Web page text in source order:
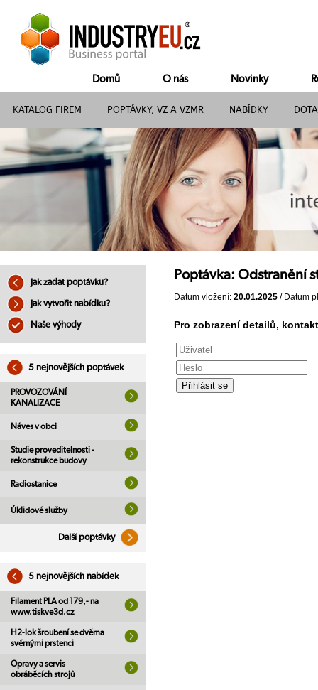
Domů O nás Novinky
KATALOG FIREM POPTÁVKY, VZ A VZMR NABÍDKY
Jak zadat poptávku?
Jak vytvořit nabídku?
Naše výhody
5 nejnovějších poptávek
PROVOZOVÁNÍ
KANALIZACE
Náves v obci
Studie proveditelnosti -
rekonstrukce budovy
Radiostanice
Úklidové služby
Další poptávky
5 nejnovějších nabídek
Filament PLA od 179,- na
www.tiskve3d.cz
H2-lok šroubení se dvěma
svěrnými prstenci
Opravy a servis
obráběcích strojů
Poptávka: Odstranění
Datum vložení: 20.01.2025 / Datum
Pro zobrazení detailů,